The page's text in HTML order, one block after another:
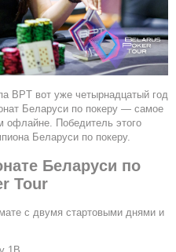
BPT вот уже четырнадцатый год
Беларуси по покеру — самое
офлайне. Победитель этого
Беларуси по покеру.
Беларуси по
Tour
с двумя стартовыми днями и